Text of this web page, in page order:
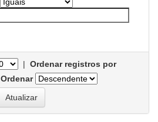
| Ordenar registros por
Ordenar